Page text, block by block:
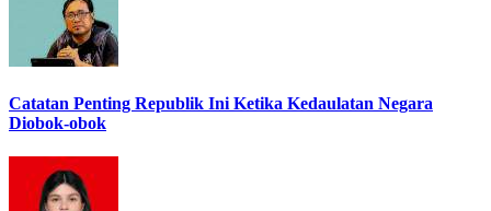
Catatan Penting Republik Ini Ketika Kedaulatan Negara
Diobok-obok